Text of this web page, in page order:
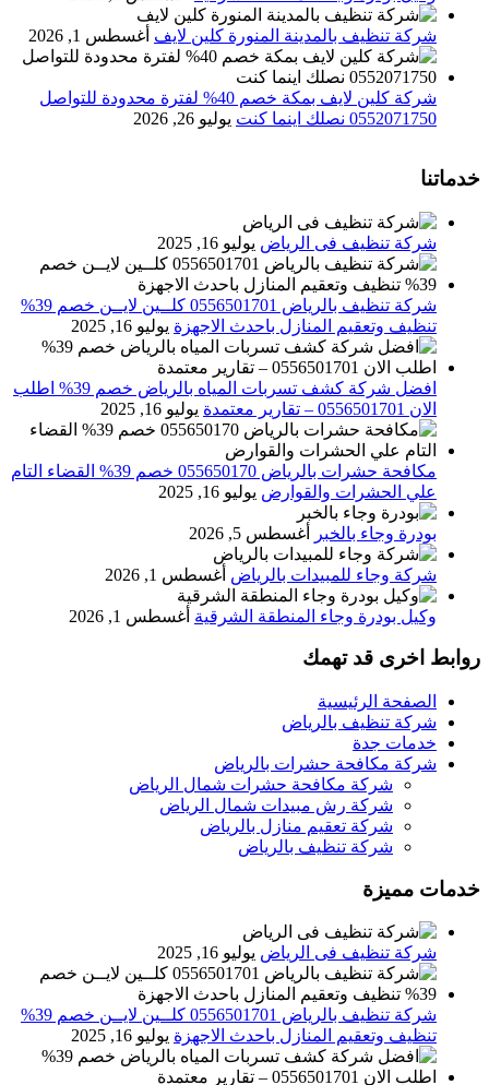
شركة تنظيف بالمدينة المنورة كلين لايف أغسطس 1, 2026
شركة كلين لايف بمكة خصم 40% لفترة محدودة للتواصل
0552071750 نصلك اينما كنت
يوليو 26, 2026
خدماتنا
شركة تنظيف فى الرياض يوليو 16, 2025
شركة تنظيف بالرياض 0556501701 كلــين لايــن خصم 39%
تنظيف وتعقيم المنازل باحدث الاجهزة يوليو 16, 2025
افضل شركة كشف تسربات المياه بالرياض خصم 39% اطلب
الان 0556501701‬‏ – تقارير معتمدة
يوليو 16, 2025
مكافحة حشرات بالرياض 055650170 خصم 39% القضاء التام
علي الحشرات والقوارض يوليو 16, 2025
بودرة وجاء بالخبر أغسطس 5, 2026
شركة وجاء للمبيدات بالرياض أغسطس 1, 2026
وكيل بودرة وجاء المنطقة الشرقية أغسطس 1, 2026
روابط اخرى قد تهمك
الصفحة الرئيسية
شركة تنظيف بالرياض
خدمات جدة
شركة مكافحة حشرات بالرياض
شركة مكافحة حشرات شمال الرياض
شركة رش مبيدات شمال الرياض
شركة تعقيم منازل بالرياض
شركة تنظيف بالرياض
خدمات مميزة
شركة تنظيف فى الرياض يوليو 16, 2025
شركة تنظيف بالرياض 0556501701 كلــين لايــن خصم 39%
تنظيف وتعقيم المنازل باحدث الاجهزة يوليو 16, 2025